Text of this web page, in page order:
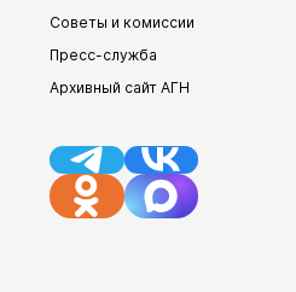
Советы и комиссии
Пресс-служба
Архивный сайт АГН